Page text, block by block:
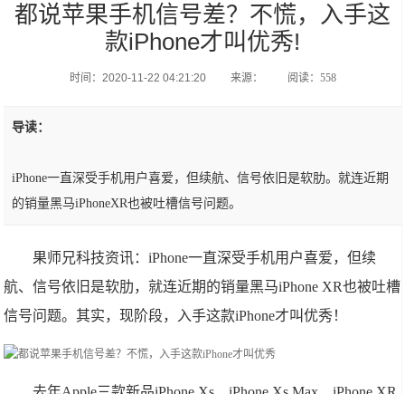
都说苹果手机信号差？不慌，入手这
款iPhone才叫优秀!
时间：2020-11-22 04:21:20 来源： 阅读：558
导读：
iPhone一直深受手机用户喜爱，但续航、信号依旧是软肋。就连近期
的销量黑马iPhoneXR也被吐槽信号问题。
果师兄科技资讯：iPhone一直深受手机用户喜爱，但续
航、信号依旧是软肋，就连近期的销量黑马iPhone XR也被吐槽
信号问题。其实，现阶段，入手这款iPhone才叫优秀！